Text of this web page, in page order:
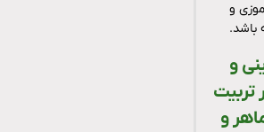
و
و
و